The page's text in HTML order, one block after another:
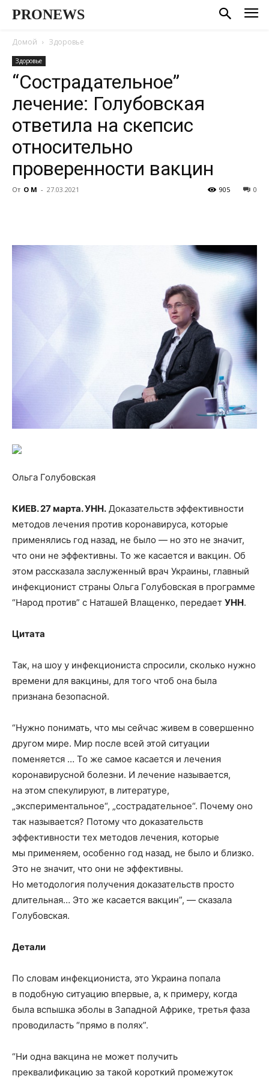
PRONEWS
Домой Здоровье
Здоровье
“Сострадательное”
лечение: Голубовская
ответила на скепсис
относительно
проверенности вакцин
От О М - 27.03.2021 0
905
Ольга Голубовская
КИЕВ. 27 марта. УНН. Доказательств эффективности
методов лечения против коронавируса, которые
применялись год назад, не было — но это не значит,
что они не эффективны. То же касается и вакцин. Об
этом рассказала заслуженный врач Украины, главный
инфекционист страны Ольга Голубовская в программе
“Народ против” с Наташей Влащенко, передает УНН.
Цитата
Так, на шоу у инфекциониста спросили, сколько нужно
времени для вакцины, для того чтоб она была
признана безопасной.
“Нужно понимать, что мы сейчас живем в совершенно
другом мире. Мир после всей этой ситуации
поменяется … То же самое касается и лечения
коронавирусной болезни. И лечение называется,
на этом спекулируют, в литературе,
„экспериментальное“, „сострадательное“. Почему оно
так называется? Потому что доказательств
эффективности тех методов лечения, которые
мы применяем, особенно год назад, не было и близко.
Это не значит, что они не эффективны.
Но методология получения доказательств просто
длительная… Это же касается вакцин”, — сказала
Голубовская.
Детали
По словам инфекциониста, это Украина попала
в подобную ситуацию впервые, а, к примеру, когда
была вспышка эболы в Западной Африке, третья фаза
проводиласть “прямо в полях”.
“Ни одна вакцина не может получить
преквалификацию за такой короткий промежуток